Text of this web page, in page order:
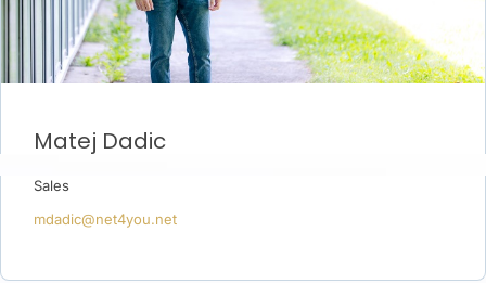
Matej Dadic
Sales
mdadic@net4you.net